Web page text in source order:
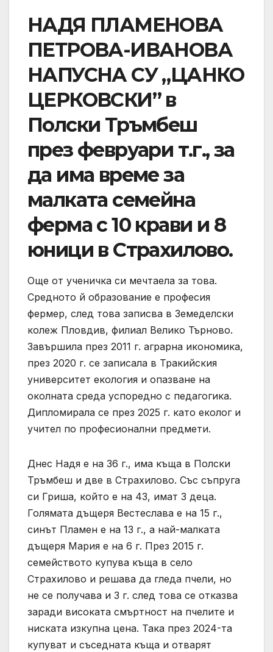
НАДЯ ПЛАМЕНОВА
ПЕТРОВА-ИВАНОВА
НАПУСНА СУ „ЦАНКО
ЦЕРКОВСКИ” в
Полски Тръмбеш
през февруари т.г., за
да има време за
малката семейна
ферма с 10 крави и 8
юници в Страхилово.
Още от ученичка си мечтаела за това.
Средното й образование е професия
фермер, след това записва в Земеделски
колеж Пловдив, филиал Велико Търново.
Завършила през 2011 г. аграрна икономика,
през 2020 г. се записала в Тракийския
университет екология и опазване на
околната среда успоредно с педагогика.
Дипломирала се през 2025 г. като еколог и
учител по професионални предмети.
Днес Надя е на 36 г., има къща в Полски
Тръмбеш и две в Страхилово. Със съпруга
си Гриша, който е на 43, имат 3 деца.
Голямата дъщеря Вестеслава е на 15 г.,
синът Пламен е на 13 г., а най-малката
дъщеря Мария е на 6 г. През 2015 г.
семейството купува къща в село
Страхилово и решава да гледа пчели, но
не се получава и 3 г. след това се отказва
заради високата смъртност на пчелите и
ниската изкупна цена. Така през 2024-та
купуват и съседната къща и отварят